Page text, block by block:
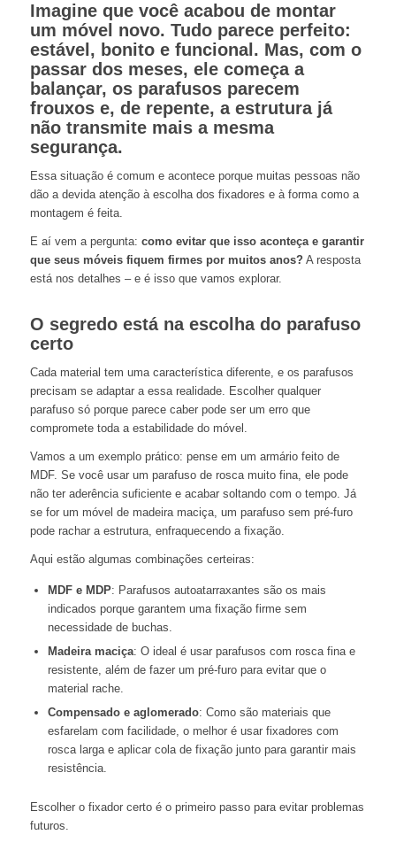
Imagine que você acabou de montar
um móvel novo. Tudo parece perfeito:
estável, bonito e funcional. Mas, com o
passar dos meses, ele começa a
balançar, os parafusos parecem
frouxos e, de repente, a estrutura já
não transmite mais a mesma
segurança.
Essa situação é comum e acontece porque muitas pessoas não
dão a devida atenção à escolha dos fixadores e à forma como a
montagem é feita.
E aí vem a pergunta: como evitar que isso aconteça e garantir
que seus móveis fiquem firmes por muitos anos? A resposta
está nos detalhes – e é isso que vamos explorar.
O segredo está na escolha do parafuso
certo
Cada material tem uma característica diferente, e os parafusos
precisam se adaptar a essa realidade. Escolher qualquer
parafuso só porque parece caber pode ser um erro que
compromete toda a estabilidade do móvel.
Vamos a um exemplo prático: pense em um armário feito de
MDF. Se você usar um parafuso de rosca muito fina, ele pode
não ter aderência suficiente e acabar soltando com o tempo. Já
se for um móvel de madeira maciça, um parafuso sem pré-furo
pode rachar a estrutura, enfraquecendo a fixação.
Aqui estão algumas combinações certeiras:
MDF e MDP: Parafusos autoatarraxantes são os mais
indicados porque garantem uma fixação firme sem
necessidade de buchas.
Madeira maciça: O ideal é usar parafusos com rosca fina e
resistente, além de fazer um pré-furo para evitar que o
material rache.
Compensado e aglomerado: Como são materiais que
esfarelam com facilidade, o melhor é usar fixadores com
rosca larga e aplicar cola de fixação junto para garantir mais
resistência.
Escolher o fixador certo é o primeiro passo para evitar problemas
futuros.